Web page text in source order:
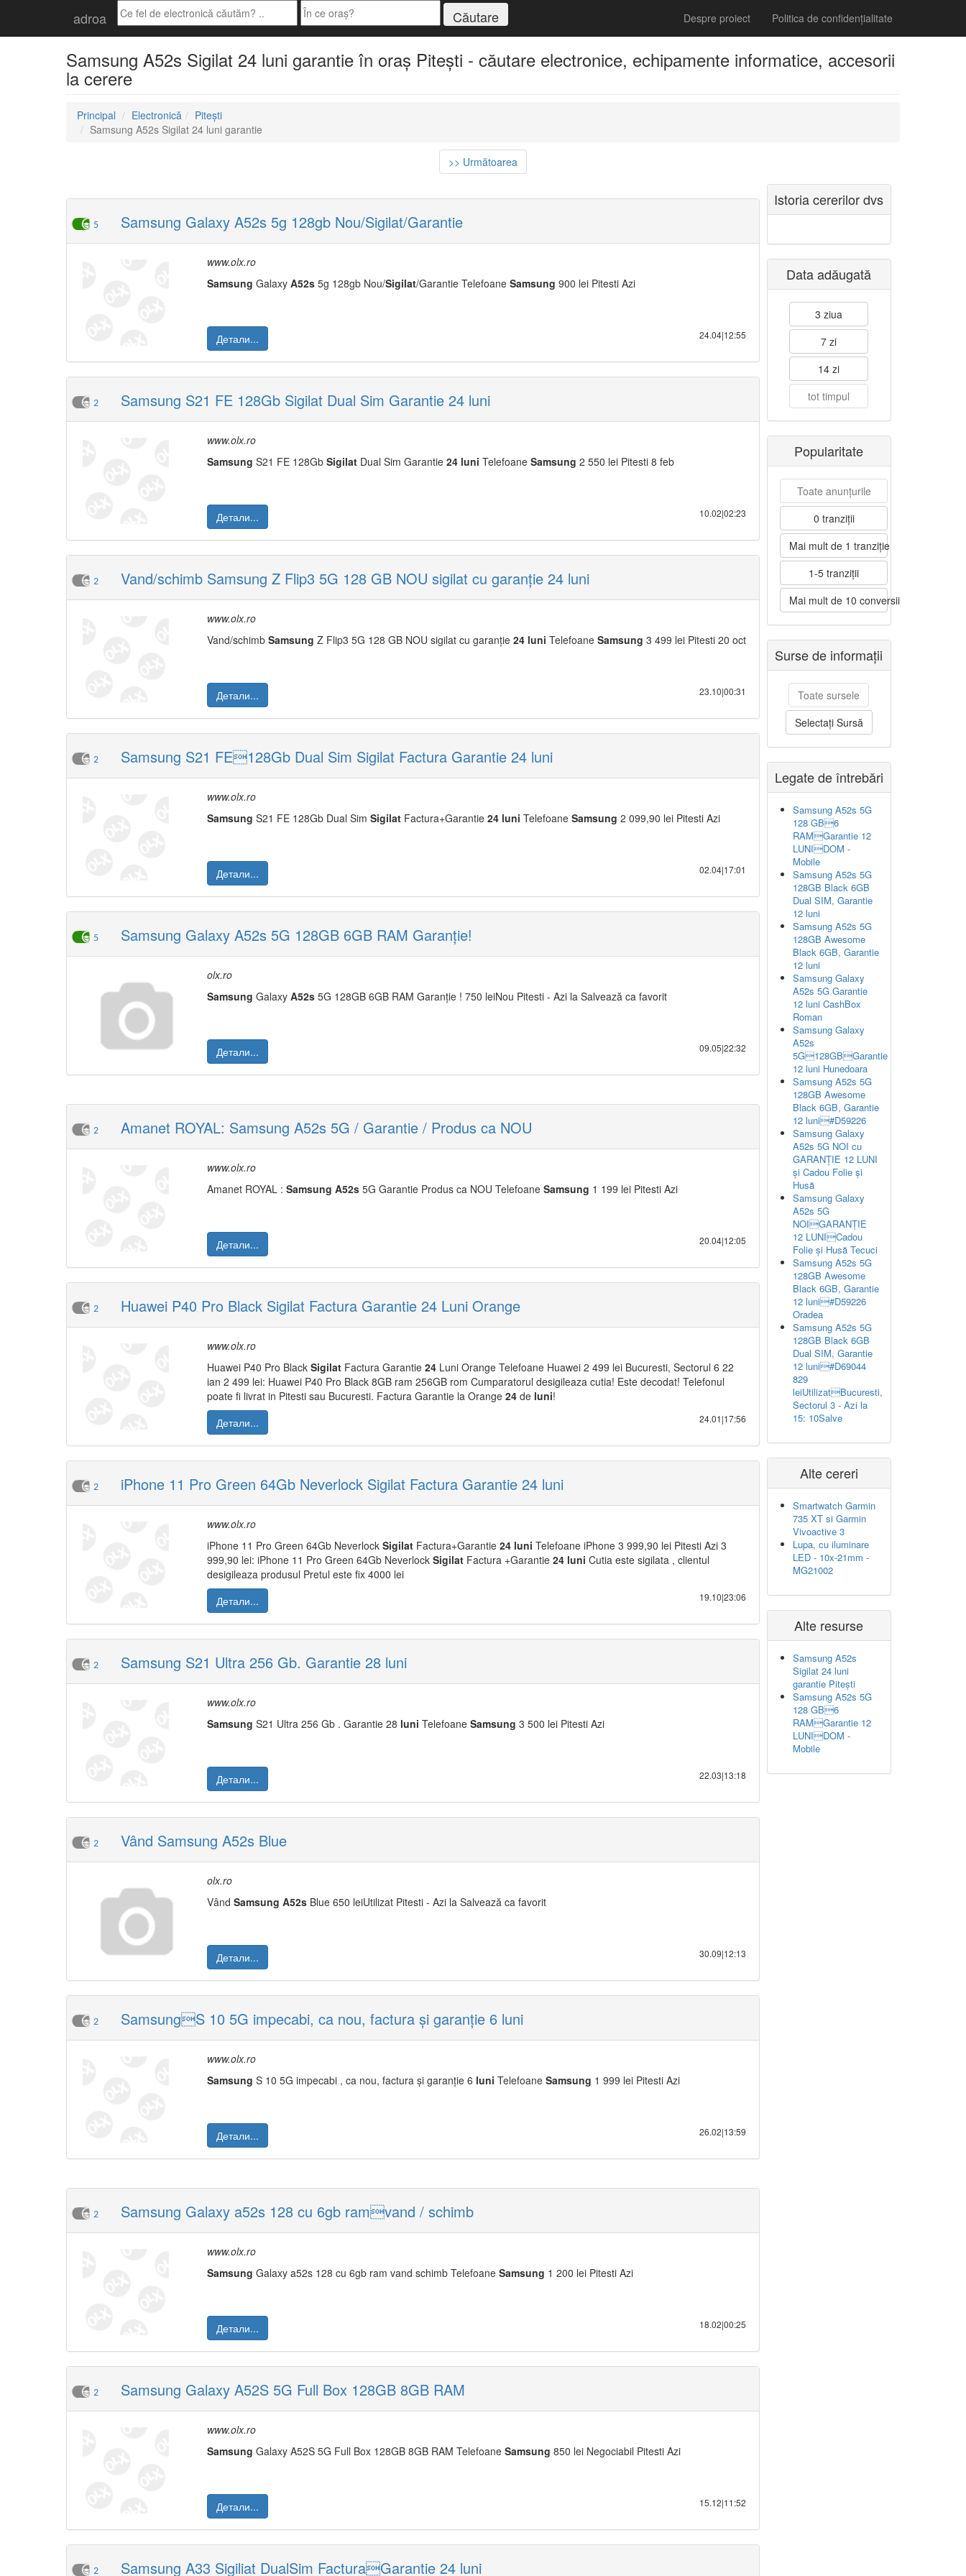
adroa Despre proiect Politica de confidențialitate
Samsung A52s Sigilat 24 luni garantie în oraș Pitești - căutare electronice, echipamente informatice, accesorii
la cerere
Principal Electronică
Pitești
Samsung A52s Sigilat 24 luni garantie
>> Următoarea
5 Samsung Galaxy A52s 5g 128gb Nou/Sigilat/Garantie
www.olx.ro
Samsung Galaxy A52s 5g 128gb Nou/Sigilat/Garantie Telefoane Samsung 900 lei Pitesti Azi
Детали... 24.04|12:55
2 Samsung S21 FE 128Gb Sigilat Dual Sim Garantie 24 luni
www.olx.ro
Samsung S21 FE 128Gb Sigilat Dual Sim Garantie 24 luni Telefoane Samsung 2 550 lei Pitesti 8 feb
Детали... 10.02|02:23
2 Vand/schimb Samsung Z Flip3 5G 128 GB NOU sigilat cu garanție 24 luni
www.olx.ro
Vand/schimb Samsung Z Flip3 5G 128 GB NOU sigilat cu garanție 24 luni Telefoane Samsung 3 499 lei Pitesti 20 oct
Детали... 23.10|00:31
2 Samsung S21 FE128Gb Dual Sim Sigilat Factura Garantie 24 luni
www.olx.ro
Samsung S21 FE 128Gb Dual Sim Sigilat Factura+Garantie 24 luni Telefoane Samsung 2 099,90 lei Pitesti Azi
Детали... 02.04|17:01
5 Samsung Galaxy A52s 5G 128GB 6GB RAM Garanție!
olx.ro
Samsung Galaxy A52s 5G 128GB 6GB RAM Garanție ! 750 leiNou Pitesti - Azi la Salvează ca favorit
Детали... 09.05|22:32
2 Amanet ROYAL: Samsung A52s 5G / Garantie / Produs ca NOU
www.olx.ro
Amanet ROYAL : Samsung A52s 5G Garantie Produs ca NOU Telefoane Samsung 1 199 lei Pitesti Azi
Детали... 20.04|12:05
2 Huawei P40 Pro Black Sigilat Factura Garantie 24 Luni Orange
www.olx.ro
Huawei P40 Pro Black Sigilat Factura Garantie 24 Luni Orange Telefoane Huawei 2 499 lei Bucuresti, Sectorul 6 22
ian 2 499 lei: Huawei P40 Pro Black 8GB ram 256GB rom Cumparatorul desigileaza cutia! Este decodat! Telefonul
poate fi livrat in Pitesti sau Bucuresti. Factura Garantie la Orange 24 de luni!
Детали...
24.01|17:56
2 iPhone 11 Pro Green 64Gb Neverlock Sigilat Factura Garantie 24 luni
www.olx.ro
iPhone 11 Pro Green 64Gb Neverlock Sigilat Factura+Garantie 24 luni Telefoane iPhone 3 999,90 lei Pitesti Azi 3
999,90 lei: iPhone 11 Pro Green 64Gb Neverlock Sigilat Factura +Garantie 24 luni Cutia este sigilata , clientul
desigileaza produsul Pretul este fix 4000 lei
Детали...
19.10|23:06
2 Samsung S21 Ultra 256 Gb. Garantie 28 luni
www.olx.ro
Samsung S21 Ultra 256 Gb . Garantie 28 luni Telefoane Samsung 3 500 lei Pitesti Azi
Детали... 22.03|13:18
2 Vând Samsung A52s Blue
olx.ro
Vând Samsung A52s Blue 650 leiUtilizat Pitesti - Azi la Salvează ca favorit
Детали... 30.09|12:13
2 SamsungS 10 5G impecabi, ca nou, factura și garanție 6 luni
www.olx.ro
Samsung S 10 5G impecabi , ca nou, factura și garanție 6 luni Telefoane Samsung 1 999 lei Pitesti Azi
Детали... 26.02|13:59
2 Samsung Galaxy a52s 128 cu 6gb ramvand / schimb
www.olx.ro
Samsung Galaxy a52s 128 cu 6gb ram vand schimb Telefoane Samsung 1 200 lei Pitesti Azi
Детали... 18.02|00:25
2 Samsung Galaxy A52S 5G Full Box 128GB 8GB RAM
www.olx.ro
Samsung Galaxy A52S 5G Full Box 128GB 8GB RAM Telefoane Samsung 850 lei Negociabil Pitesti Azi
Детали... 15.12|11:52
2 Samsung A33 Sigiliat DualSim FacturaGarantie 24 luni
Istoria cererilor dvs
Data adăugată
3 ziua
7 zi
14 zi
tot timpul
Popularitate
Toate anunțurile
0 tranziții
Mai mult de 1 tranziție
1-5 tranziții
Mai mult de 10 conversii
Surse de informații
Toate sursele
Selectați Sursă
Legate de întrebări
Samsung A52s 5G
128 GB6
RAMGarantie 12
LUNIDOM -
Mobile
Samsung A52s 5G
128GB Black 6GB
Dual SIM, Garantie
12 luni
Samsung A52s 5G
128GB Awesome
Black 6GB, Garantie
12 luni
Samsung Galaxy
A52s 5G Garantie
12 luni CashBox
Roman
Samsung Galaxy
A52s
5G128GBGarantie
12 luni Hunedoara
Samsung A52s 5G
128GB Awesome
Black 6GB, Garantie
12 luni#D59226
Samsung Galaxy
A52s 5G NOI cu
GARANȚIE 12 LUNI
și Cadou Folie și
Husă
Samsung Galaxy
A52s 5G
NOIGARANȚIE
12 LUNICadou
Folie și Husă Tecuci
Samsung A52s 5G
128GB Awesome
Black 6GB, Garantie
12 luni#D59226
Oradea
Samsung A52s 5G
128GB Black 6GB
Dual SIM, Garantie
12 luni#D69044
829
leiUtilizatBucuresti,
Sectorul 3 - Azi la
15: 10Salve
Alte cereri
Smartwatch Garmin
735 XT si Garmin
Vivoactive 3
Lupa, cu iluminare
LED - 10x-21mm -
MG21002
Alte resurse
Samsung A52s
Sigilat 24 luni
garantie Pitești
Samsung A52s 5G
128 GB6
RAMGarantie 12
LUNIDOM -
Mobile